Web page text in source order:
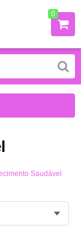
0
Saudável